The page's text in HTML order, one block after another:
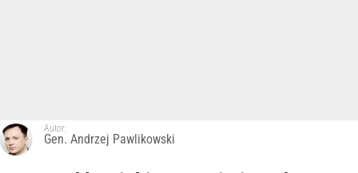
Autor:
Gen. Andrzej Pawlikowski